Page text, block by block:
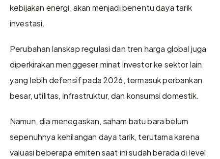
kebijakan energi, akan menjadi penentu daya tarik
investasi.
Perubahan lanskap regulasi dan tren harga global juga
diperkirakan menggeser minat investor ke sektor lain
yang lebih defensif pada 2026, termasuk perbankan
besar, utilitas, infrastruktur, dan konsumsi domestik.
Namun, dia menegaskan, saham batu bara belum
sepenuhnya kehilangan daya tarik, terutama karena
valuasi beberapa emiten saat ini sudah berada di level